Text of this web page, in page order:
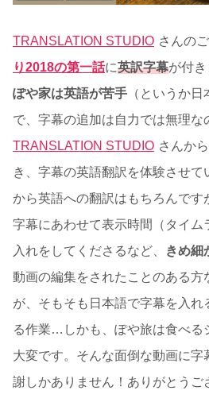
TRANSLATION STUDIO さんの
り2018の第一話に英訳字幕が付き
ぽや家は英語が苦手 （というか
で、字幕の追加は自力では無理な
TRANSLATION STUDIO さんか
き、字幕の英語翻訳を体験させ
から英語への翻訳はもちろんです
字幕にあわせて表示時間（タイム
入れをしてくださるなど、
きめ細
動画の編集をされたことのある方
が、そもそも日本語で字幕を入
る作業…しかも、ぽや旅は食べる
大変です。そんな面倒な動画に
謝しかありません！ありがとうご